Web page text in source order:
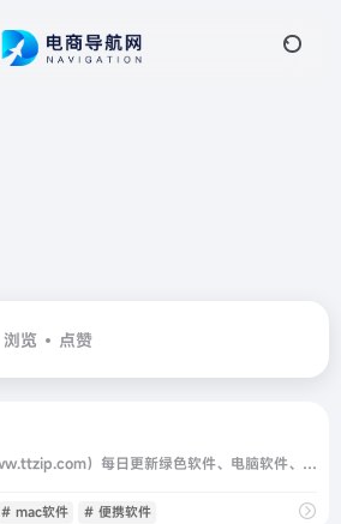
浏览 点赞
天天下载（www.ttzip.com）每日更新绿色软件、电脑软件、安卓APP、Mac应用、热门单机游戏，精选国内外精品资源，更新快、资源全，发现更多实用工具，就上天天下载.
# mac软件 # 便携软件